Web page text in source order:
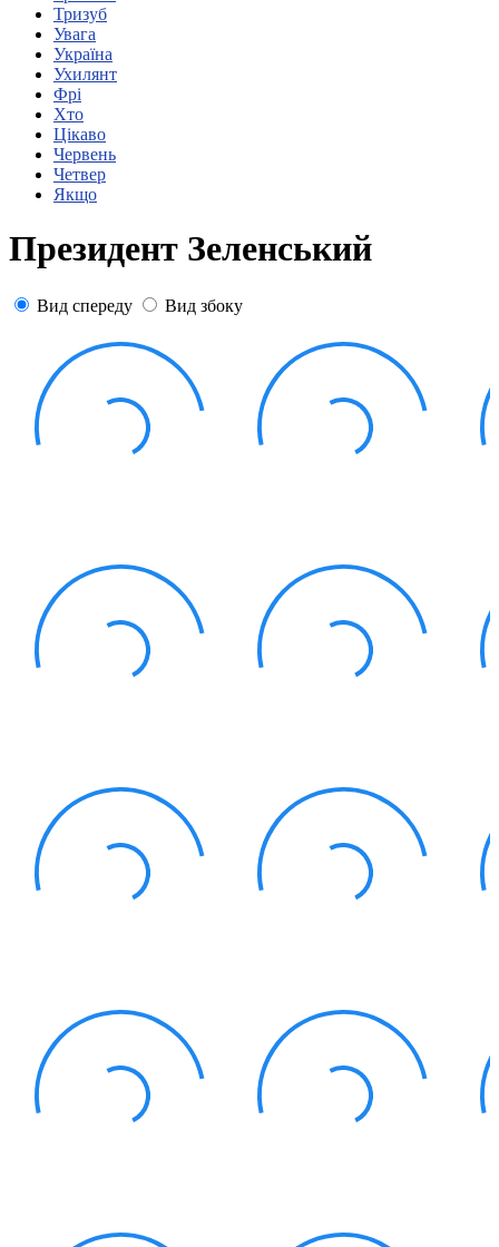
Статут УТОГ
Нормативна база УТОГ
Конвенція ООН
Законодавство
Міжнародні документи
Тризуб
Увага
Україна
Ухилянт
Фрі
Хто
Цікаво
Червень
Четвер
Якщо
Президент Зеленський
Вид спереду Вид збоку